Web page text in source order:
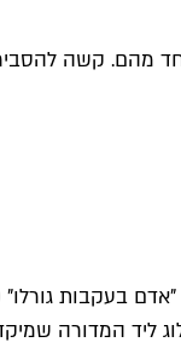
מהם. קשה
ליד המדורה